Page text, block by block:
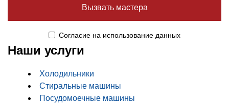
Вызвать мастера
Cогласие на использование данных
Наши услуги
Холодильники
Стиральные машины
Посудомоечные машины